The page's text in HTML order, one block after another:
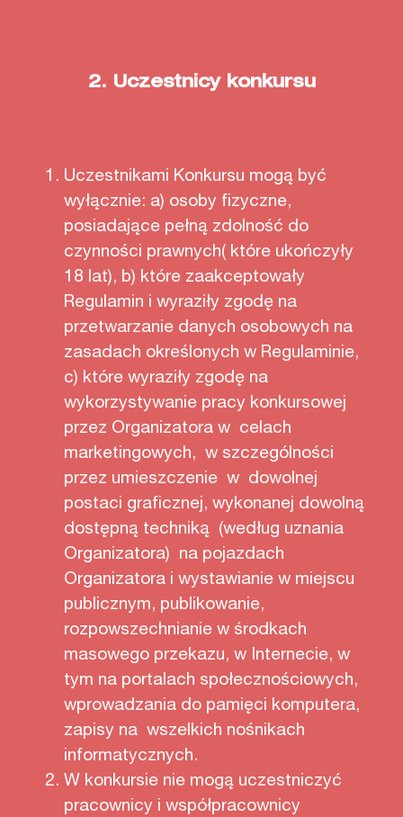
2. Uczestnicy konkursu
Uczestnikami Konkursu mogą być
wyłącznie: a) osoby fizyczne,
posiadające pełną zdolność do
czynności prawnych( które ukończyły
18 lat), b) które zaakceptowały
Regulamin i wyraziły zgodę na
przetwarzanie danych osobowych na
zasadach określonych w Regulaminie,
c) które wyraziły zgodę na
wykorzystywanie pracy konkursowej
przez Organizatora w celach
marketingowych, w szczególności
przez umieszczenie w dowolnej
postaci graficznej, wykonanej dowolną
dostępną techniką (według uznania
Organizatora) na pojazdach
Organizatora i wystawianie w miejscu
publicznym, publikowanie,
rozpowszechnianie w środkach
masowego przekazu, w Internecie, w
tym na portalach społecznościowych,
wprowadzania do pamięci komputera,
zapisy na wszelkich nośnikach
informatycznych.
W konkursie nie mogą uczestniczyć
pracownicy i współpracownicy